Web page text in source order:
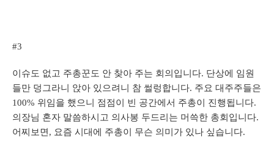
#3
이슈도 없고 주총꾼도 안 찾아 주는 회의입니다. 단상에 임원
들만 덩그라니 앉아 있으려니 참 썰렁합니다. 주요 대주주들은
100% 위임을 했으니 점점이 빈 공간에서 주총이 진행됩니다.
의장님 혼자 말씀하시고 의사봉 두드리는 머쓱한 총회입니다.
어찌보면, 요즘 시대에 주총이 무슨 의미가 있나 싶습니다.